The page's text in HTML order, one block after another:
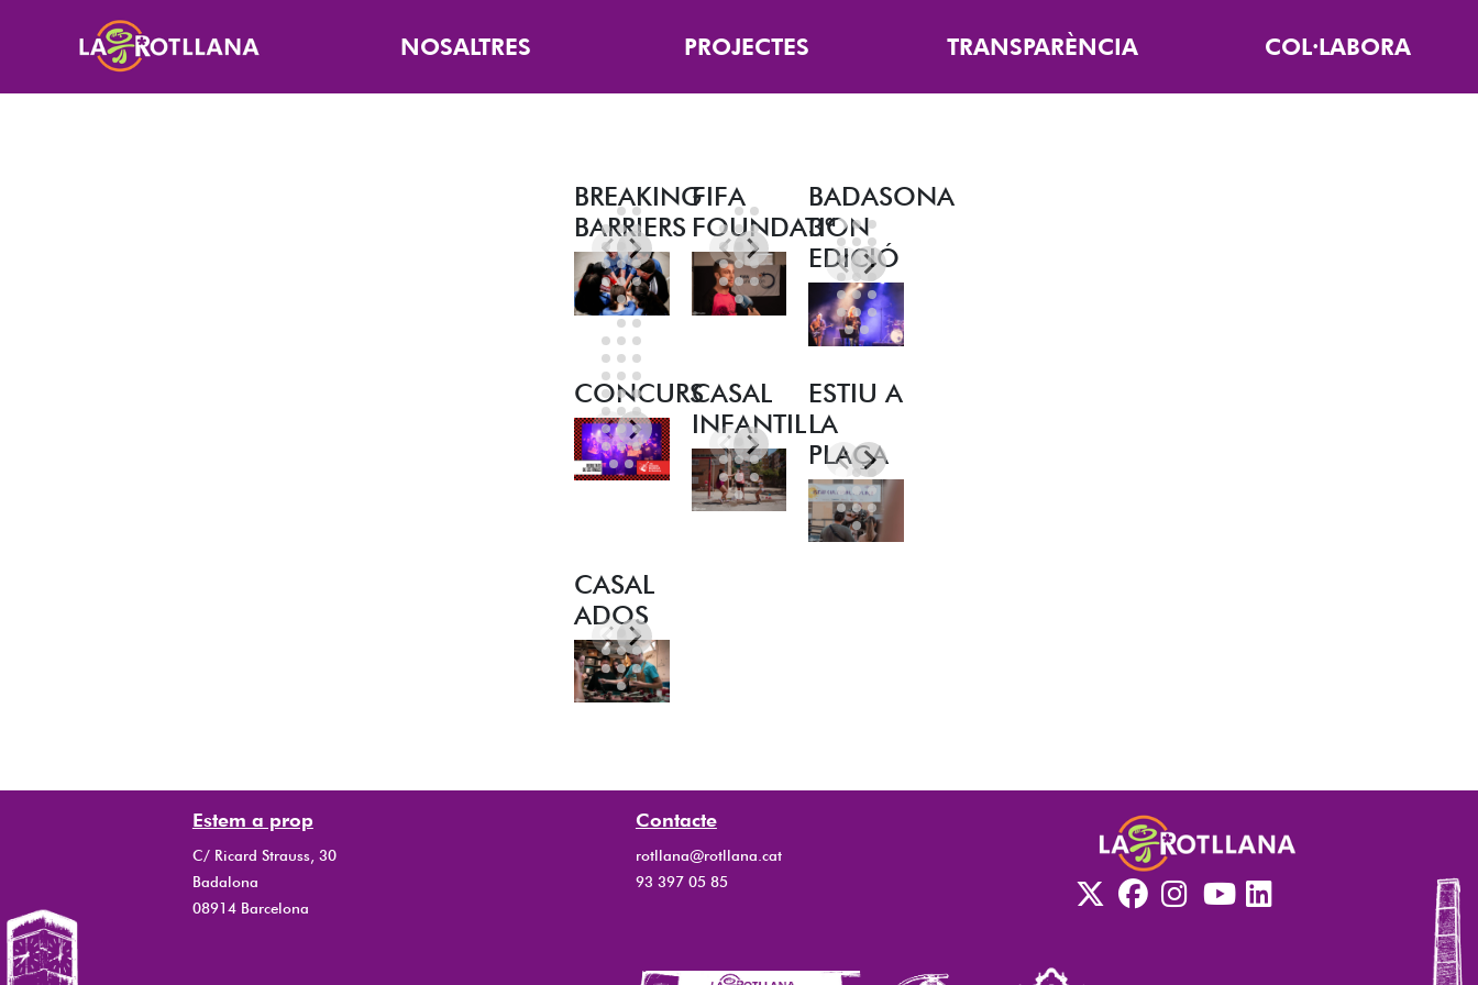
NOSALTRES PROJECTES TRANSPARÈNCIA COL·LABORA
BREAKING
BARRIERS
FIFA
FOUNDATION
BADASONA
3ª
EDICIÓ
CONCURSCASAL
INFANTIL
ESTIU A
LA
PLAÇA
CASAL
ADOS
Estem a prop
C/ Ricard Strauss, 30
Badalona
08914 Barcelona
Contacte
rotllana@rotllana.cat
93 397 05 85